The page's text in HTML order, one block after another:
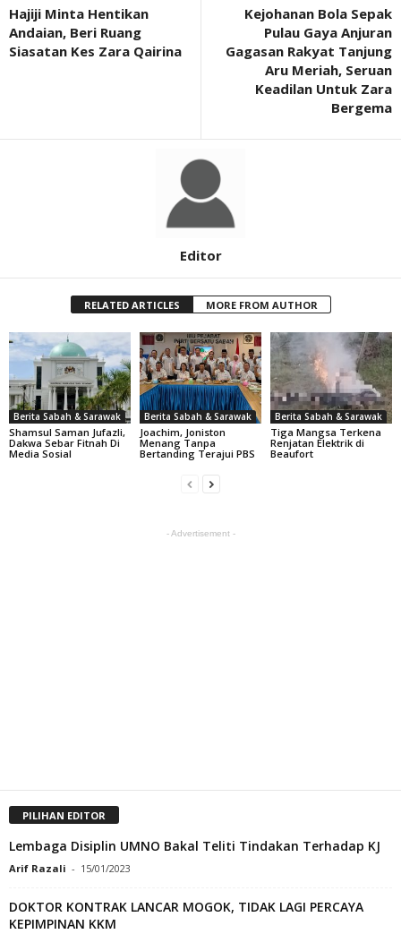
Hajiji Minta Hentikan
Andaian, Beri Ruang
Siasatan Kes Zara Qairina
Kejohanan Bola Sepak
Pulau Gaya Anjuran
Gagasan Rakyat Tanjung
Aru Meriah, Seruan
Keadilan Untuk Zara
Bergema
Editor
RELATED ARTICLES MORE FROM AUTHOR
Berita Sabah & Sarawak
Shamsul Saman Jufazli,
Dakwa Sebar Fitnah Di
Media Sosial
Berita Sabah & Sarawak
Joachim, Joniston
Menang Tanpa
Bertanding Terajui PBS
Berita Sabah & Sarawak
Tiga Mangsa Terkena
Renjatan Elektrik di
Beaufort
- Advertisement -
PILIHAN EDITOR
Lembaga Disiplin UMNO Bakal Teliti Tindakan Terhadap KJ
Arif Razali - 15/01/2023
DOKTOR KONTRAK LANCAR MOGOK, TIDAK LAGI PERCAYA
KEPIMPINAN KKM